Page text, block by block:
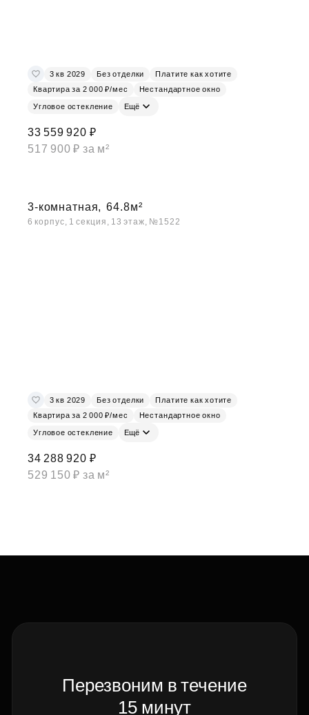
3 кв 2029 Без отделки
Платите как хотите
Квартира за 2 000 ₽/мес
Нестандартное окно
Угловое остекление Ещё
33 559 920 ₽
517 900 ₽ за м²
3-комнатная, 64.8м²
6 корпус, 1 секция, 13 этаж, №1522
3 кв 2029 Без отделки
Платите как хотите
Квартира за 2 000 ₽/мес
Нестандартное окно
Угловое остекление Ещё
34 288 920 ₽
529 150 ₽ за м²
Перезвоним в течение
15 минут